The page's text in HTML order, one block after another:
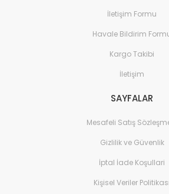
İletişim Formu
Havale Bildirim
Kargo Takibi
İletişim
SAYFALAR
Mesafeli Satış
Gizlilik ve Güvenlik
İptal İade Koşullari
Kişisel Veriler Politikası